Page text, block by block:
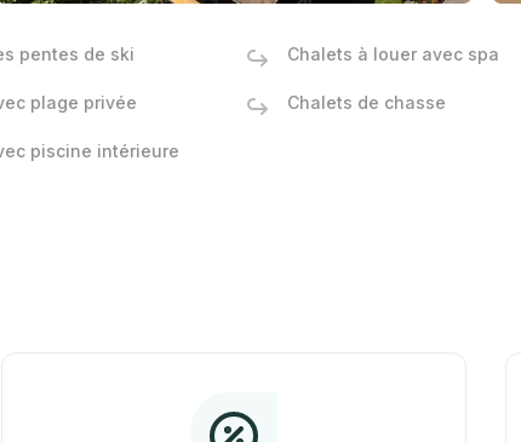
pentes de ski Chalets à louer avec spa
plage privée Chalets de chasse
piscine intérieure